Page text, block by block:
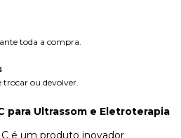
toda a compra.
trocar ou devolver.
para Ultrassom e Eletroterapia
é um produto inovador